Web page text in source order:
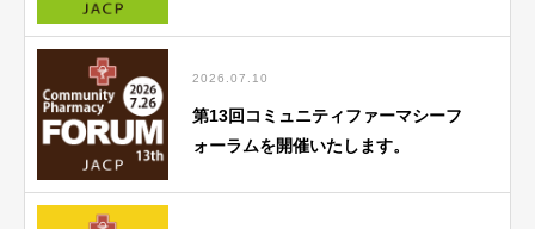
2026.07.10
第13回コミュニティファーマシーフ
ォーラムを開催いたします。